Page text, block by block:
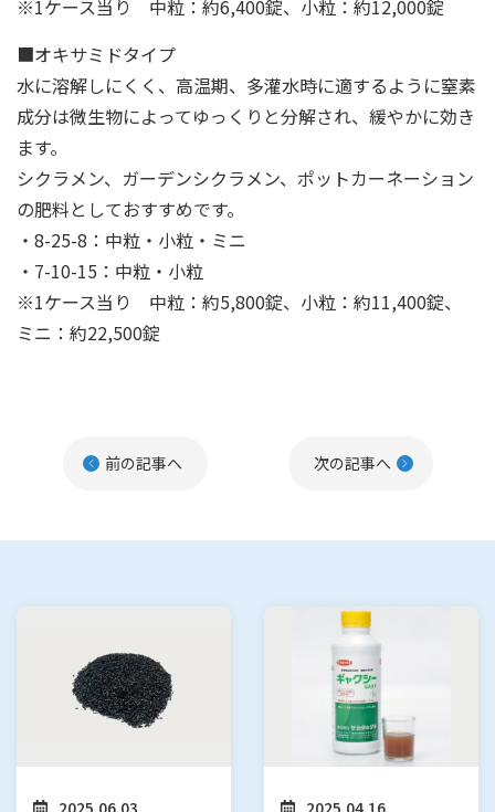
※1ケース当り 中粒：約6,400錠、小粒：約12,000錠
■オキサミドタイプ
水に溶解しにくく、高温期、多灌水時に適するように窒素
成分は微生物によってゆっくりと分解され、緩やかに効き
ます。
シクラメン、ガーデンシクラメン、ポットカーネーション
の肥料としておすすめです。
・8-25-8：中粒・小粒・ミニ
・7-10-15：中粒・小粒
※1ケース当り 中粒：約5,800錠、小粒：約11,400錠、
ミニ：約22,500錠
前の記事へ 次の記事へ
2025.06.03 2025.04.16